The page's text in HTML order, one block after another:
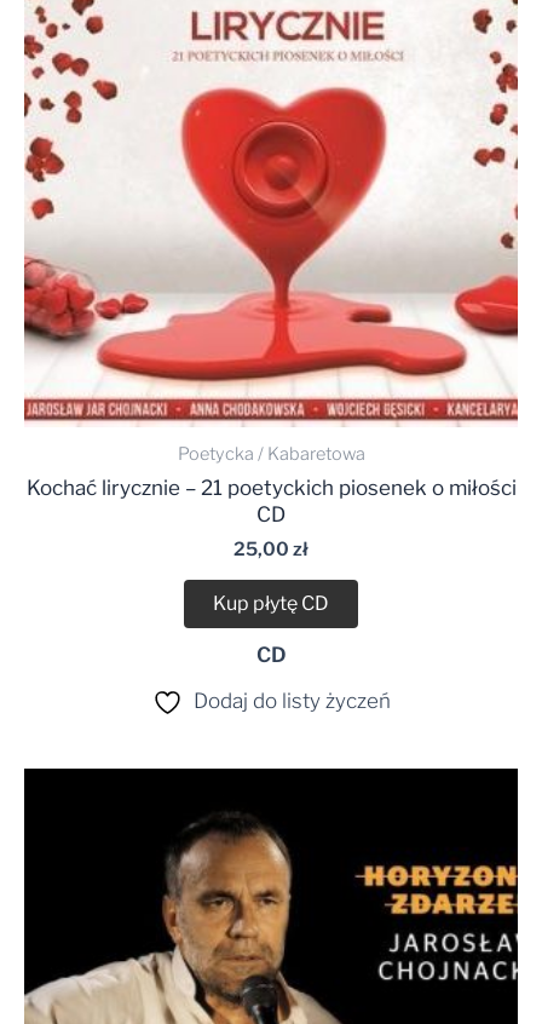
Poetycka / Kabaretowa
Kochać lirycznie – 21 poetyckich piosenek o miłości
CD
25,00 zł
Kup płytę CD
CD
Dodaj do listy życzeń
do
35,00 zł